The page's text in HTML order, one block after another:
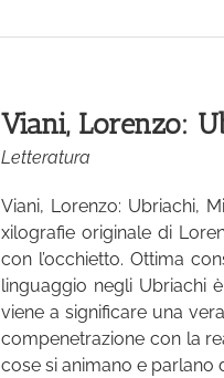
Viani, Lorenzo:
Letteratura
Viani, Lorenzo: Ubriachi,
xilografie originale di
con l’occhietto. Ottima
linguaggio negli Ubriachi
viene a significare una
compenetrazione con la
cose si animano e parlano